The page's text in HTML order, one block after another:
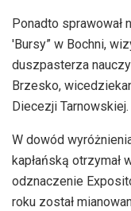
Ponadto sprawował
'Bursy” w Bochni,
duszpasterza
Brzesko,
Diecezji Tarnowskiej.
W dowód
kapłańską otrzymał
odznaczenie
roku został